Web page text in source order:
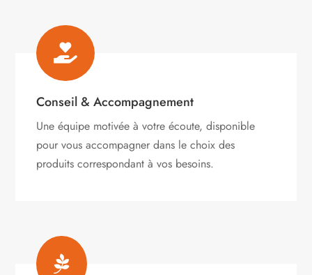

Conseil & Accompagnement
Une équipe motivée à votre écoute, disponible
pour vous accompagner dans le choix des
produits correspondant à vos besoins.
